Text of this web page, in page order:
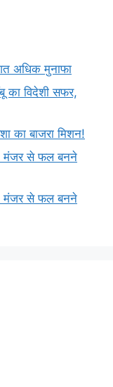
अधिक मुनाफा
का विदेशी सफर,
का बाजरा मिशन!
मंजर से फल बनने
मंजर से फल बनने